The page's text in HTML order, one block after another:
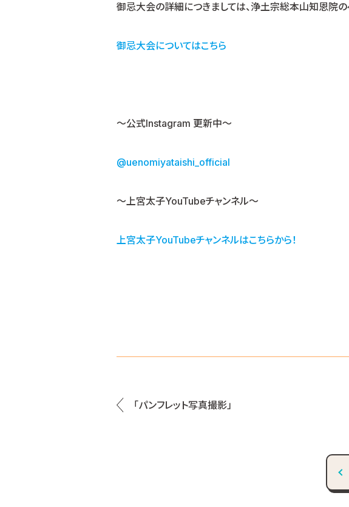
御忌大会の詳細につきましては、浄土宗総本山知恩院の
御忌大会についてはこちら
〜公式Instagram 更新中〜
@uenomiyataishi_official
～上宮太子YouTubeチャンネル～
上宮太子YouTubeチャンネルはこちらから！
「パンフレット写真撮影」